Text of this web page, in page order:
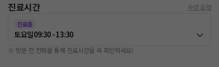
진료시간 수정 요청
진료중
토요일09:30 - 13:30
※ 방문 전 전화를 통해 진료시간을 꼭 확인하세요!